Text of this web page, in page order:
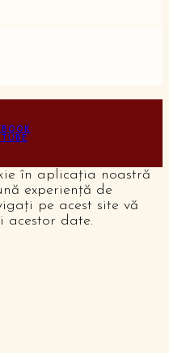
în aplicația noastră
experiență de
pe acest site vă
acestor date.